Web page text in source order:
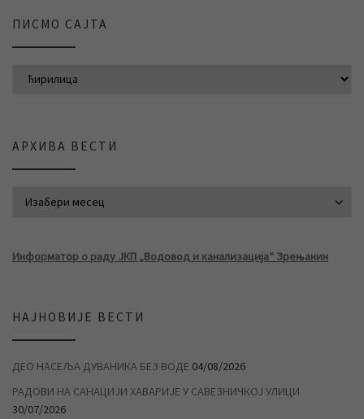
ПИСМО САЈТА
АРХИВА ВЕСТИ
Информатор о раду ЈКП „Водовод и канализација“ Зрењанин
НАЈНОВИЈЕ ВЕСТИ
ДЕО НАСЕЉА ДУВАНИКА БЕЗ ВОДЕ 04/08/2026
РАДОВИ НА САНАЦИЈИ ХАВАРИЈЕ У САВЕЗНИЧКОЈ УЛИЦИ
30/07/2026